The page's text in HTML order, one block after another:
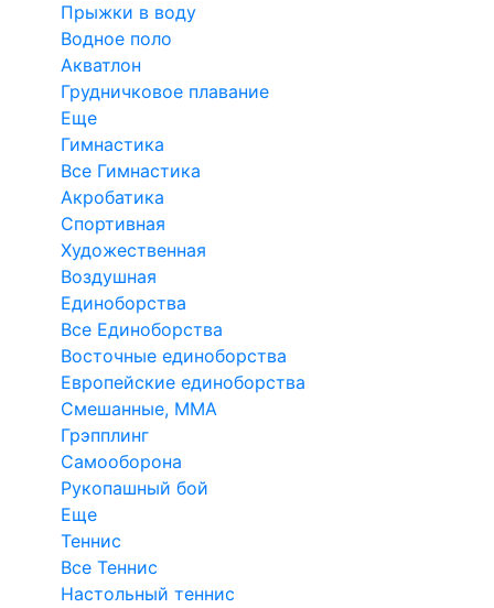
Прыжки в воду
Водное поло
Акватлон
Грудничковое плавание
Еще
Гимнастика
Все Гимнастика
Акробатика
Спортивная
Художественная
Воздушная
Единоборства
Все Единоборства
Восточные единоборства
Европейские единоборства
Смешанные, ММА
Грэпплинг
Самооборона
Рукопашный бой
Еще
Теннис
Все Теннис
Настольный теннис